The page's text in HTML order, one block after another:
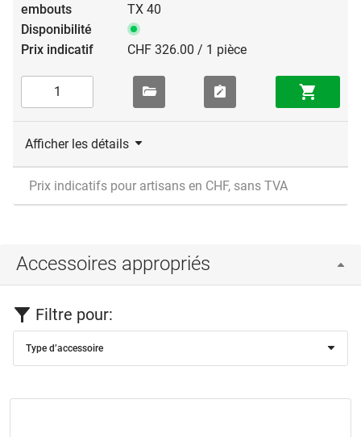
TX 40
CHF 326.00 / 1 pièce
Afficher les détails
Prix indicatifs pour artisans en CHF, sans TVA
Accessoires appropriés
Filtre pour:
Type d’accessoire